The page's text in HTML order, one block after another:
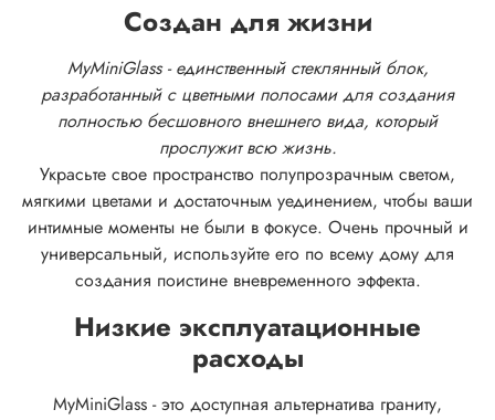
Создан для жизни
MyMiniGlass - единственный стеклянный блок,
разработанный с цветными полосами для создания
полностью бесшовного внешнего вида, который
прослужит всю жизнь.
Украсьте свое пространство полупрозрачным светом,
мягкими цветами и достаточным уединением, чтобы ваши
интимные моменты не были в фокусе. Очень прочный и
универсальный, используйте его по всему дому для
создания поистине вневременного эффекта.
Низкие эксплуатационные
расходы
MyMiniGlass - это доступная альтернатива граниту,